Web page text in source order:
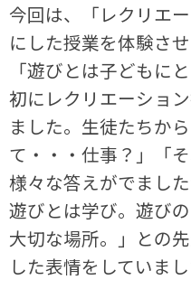
今回は、「レクリエ
にした授業を体験さ
「遊びとは子どもに
初にレクリエーショ
ました。生徒たちか
て・・・仕事？」「
様々な答えがでまし
遊びとは学び。遊び
大切な場所。」との
した表情をしていまし